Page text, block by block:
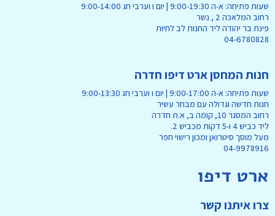
שעות פתיחה: א-ה 9:00-19:30 | יום ו וערבי חג 9:00-14:00
רחוב המלאכה 2 , נשר
פינת בר יהודה ליד החנות לב לחיות
04-6780828
חנות המחסן ארט דיפו חדרה
שעות פתיחה: א-ה 9:00-17:00 | יום ו וערבי חג 9:00-13:30
חנות חדשה וגדולה עם מבחר עשיר
רחוב המסגר 10, קומה ב, א.ת חדרה
ליד כביש 4 ו-5 דקות מכביש 2.
מעל מוסך סיטרואן ומכון רישוי חפר
04-9978916
ארט דיפו
צרו איתנו קשר